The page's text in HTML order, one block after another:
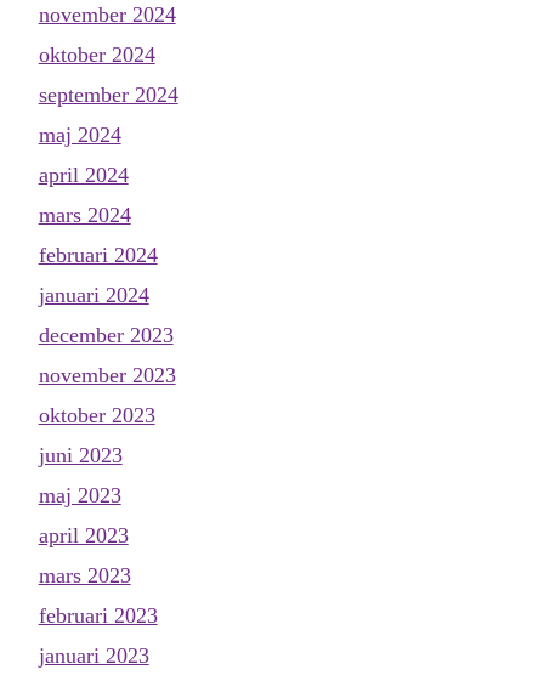
november 2024
oktober 2024
september 2024
maj 2024
april 2024
mars 2024
februari 2024
januari 2024
december 2023
november 2023
oktober 2023
juni 2023
maj 2023
april 2023
mars 2023
februari 2023
januari 2023